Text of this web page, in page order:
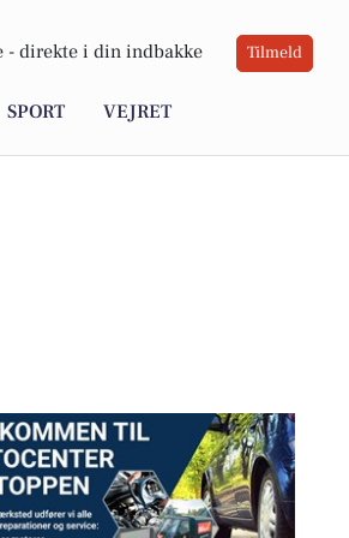
- direkte i din indbakke Tilmeld
SPORT VEJRET